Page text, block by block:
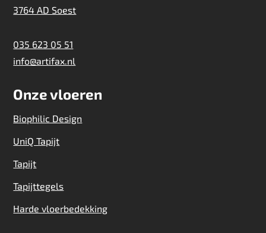
3764 AD Soest
035 623 05 51
info@artifax.nl
Onze vloeren
Biophilic Design
UniQ Tapijt
Tapijt
Tapijttegels
Harde vloerbedekking